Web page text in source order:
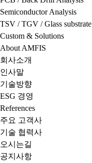
Semiconductor Analysis
TSV / TGV / Glass substrate
Custom & Solutions
About AMFIS
회사소개
인사말
기술방향
ESG 경영
References
주요 고객사
기술 협력사
오시는길
공지사항